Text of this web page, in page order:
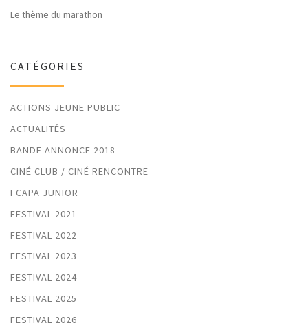
Le thème du marathon
CATÉGORIES
ACTIONS JEUNE PUBLIC
ACTUALITÉS
BANDE ANNONCE 2018
CINÉ CLUB / CINÉ RENCONTRE
FCAPA JUNIOR
FESTIVAL 2021
FESTIVAL 2022
FESTIVAL 2023
FESTIVAL 2024
FESTIVAL 2025
FESTIVAL 2026